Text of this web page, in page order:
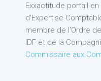
Exxactitude portail
d’Expertise
membre de l’Ordre
IDF et de la
Commissaire aux